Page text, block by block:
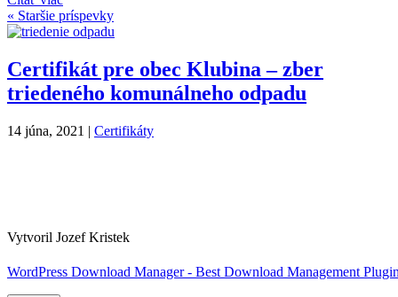
« Staršie príspevky
Certifikát pre obec Klubina – zber
triedeného komunálneho odpadu
14 júna, 2021 | Certifikáty
Vytvoril Jozef Kristek
WordPress Download Manager - Best Download Management